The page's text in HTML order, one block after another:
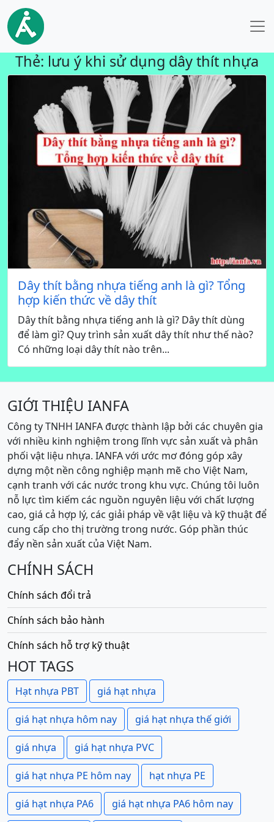
Thẻ: lưu ý khi sử dụng dây thít nhựa
Dây thít bằng nhựa tiếng anh là gì? Tổng
hợp kiến thức về dây thít
Dây thít bằng nhựa tiếng anh là gì? Dây thít dùng
để làm gì? Quy trình sản xuất dây thít như thế nào?
Có những loại dây thít nào trên...
GIỚI THIỆU IANFA
Công ty TNHH IANFA được thành lập bởi các chuyên gia
với nhiều kinh nghiệm trong lĩnh vực sản xuất và phân
phối vật liệu nhựa. IANFA với ước mơ đóng góp xây
dựng một nền công nghiệp mạnh mẽ cho Việt Nam,
cạnh tranh với các nước trong khu vực. Chúng tôi luôn
nỗ lực tìm kiếm các nguồn nguyên liệu với chất lượng
cao, giá cả hợp lý, các giải pháp về vật liệu và kỹ thuật để
cung cấp cho thị trường trong nước. Góp phần thúc
đẩy nền sản xuất của Việt Nam.
CHÍNH SÁCH
Chính sách đổi trả
Chính sách bảo hành
Chính sách hỗ trợ kỹ thuật
HOT TAGS
Hạt nhựa PBT giá hạt nhựa
giá hạt nhựa hôm nay giá hạt nhựa thế giới
giá nhựa giá hạt nhựa PVC
giá hạt nhựa PE hôm nay hạt nhựa PE
giá hạt nhựa PA6 giá hạt nhựa PA6 hôm nay